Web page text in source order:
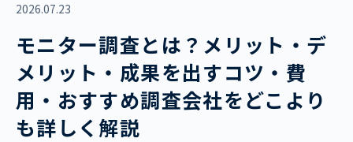
2026.07.23
モニター調査とは？メリット・デ
メリット・成果を出すコツ・費
用・おすすめ調査会社をどこより
も詳しく解説